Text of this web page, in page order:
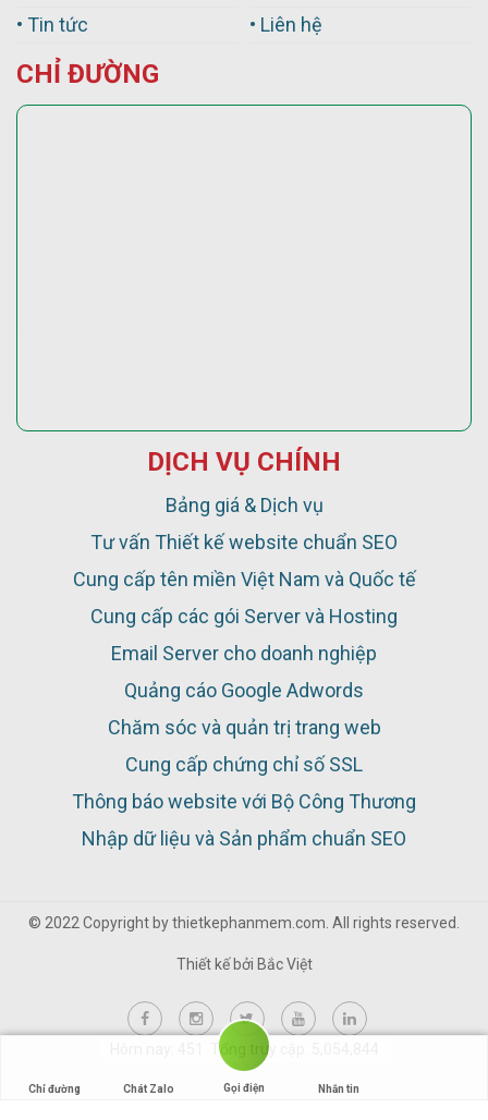
• Tin tức
• Liên hệ
CHỈ ĐƯỜNG
DỊCH VỤ CHÍNH
Bảng giá & Dịch vụ
Tư vấn Thiết kế website chuẩn SEO
Cung cấp tên miền Việt Nam và Quốc tế
Cung cấp các gói Server và Hosting
Email Server cho doanh nghiệp
Quảng cáo Google Adwords
Chăm sóc và quản trị trang web
Cung cấp chứng chỉ số SSL
Thông báo website với Bộ Công Thương
Nhập dữ liệu và Sản phẩm chuẩn SEO
© 2022 Copyright by thietkephanmem.com. All rights reserved.
Thiết kế bởi Bắc Việt
Hôm nay: 451 Tổng truy cập: 5,054,844
Chỉ đường Chát Zalo Gọi điện Nhắn tin